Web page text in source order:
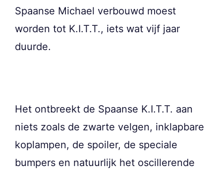
Spaanse Michael verbouwd moest
worden tot K.I.T.T., iets wat vijf jaar
duurde.
Het ontbreekt de Spaanse K.I.T.T. aan
niets zoals de zwarte velgen, inklapbare
koplampen, de spoiler, de speciale
bumpers en natuurlijk het oscillerende